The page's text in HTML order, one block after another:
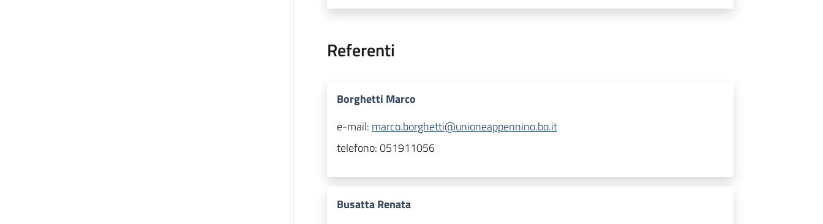
Referenti
Borghetti Marco
e-mail: marco.borghetti@unioneappennino.bo.it
telefono:051911056
Busatta Renata